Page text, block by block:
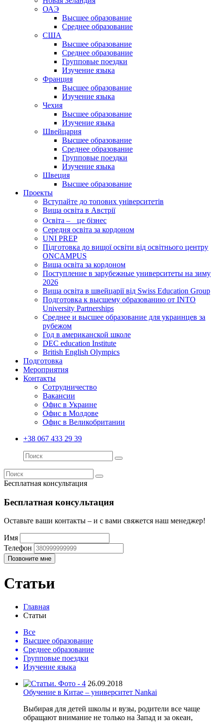
ОАЭ
Высшее образование
Среднее образование
США
Высшее образование
Среднее образование
Групповые поездки
Изучение языка
Франция
Высшее образование
Изучение языка
Чехия
Высшее образование
Изучение языка
Швейцария
Высшее образование
Среднее образование
Групповые поездки
Изучение языка
Швеция
Высшее образование
Проекты
Вступайте до топових університетів
Вища освіта в Австрії
Освіта – це бізнес
Середня освіта за кордоном
UNI PREP
Підготовка до вищої освіти від освітнього центру
ONCAMPUS
Вища освіта за кордоном
Поступление в зарубежные университеты на зиму
2026
Вища освіта в швейцарії від Swiss Education Group
Подготовка к высшему образованию от INTO
University Partnerships
Среднее и высшее образование для украинцев за
рубежом
Год в американской школе
DEC education Institute
British English Olympics
Подготовка
Мероприятия
Контакты
Сотрудничество
Вакансии
Офис в Украине
Офис в Молдове
Офис в Великобритании
+38 067 433 29 39
Бесплатная консультация
Бесплатная консультация
Оставьте ваши контакты – и с вами свяжется наш менеджер!
Имя
Телефон
Статьи
Главная
Статьи
Все
Высшее образование
Среднее образование
Групповые поездки
Изучение языка
26.09.2018
Обучение в Китае – университет Nankai
Выбирая для детей школы и вузы, родители все чаще
обращают внимание не только на Запад и за океан,